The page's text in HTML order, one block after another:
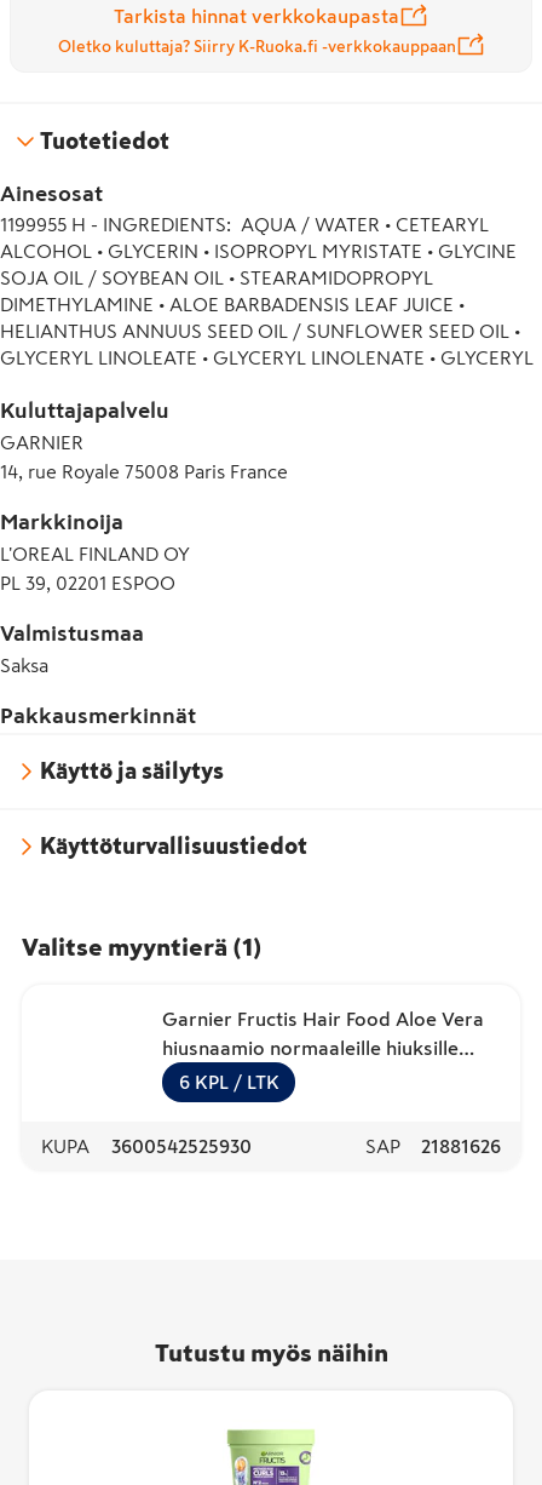
*Mittaustulos
Tarkista hinnat verkkokaupasta
Oletko kuluttaja? Siirry K-Ruoka.fi -verkkokauppaan
Tuotetiedot
Ainesosat
1199955 H - INGREDIENTS:  AQUA / WATER • CETEARYL
ALCOHOL • GLYCERIN • ISOPROPYL MYRISTATE • GLYCINE
SOJA OIL / SOYBEAN OIL • STEARAMIDOPROPYL
DIMETHYLAMINE • ALOE BARBADENSIS LEAF JUICE •
HELIANTHUS ANNUUS SEED OIL / SUNFLOWER SEED OIL •
GLYCERYL LINOLEATE • GLYCERYL LINOLENATE • GLYCERYL
CAPRYLATE/CAPRATE • ASCORBYL GLUCOSIDE •
HYDROXYPROPYL GUAR HYDROXYPROPYLTRIMONIUM
CHLORIDE • CAPRYLYL GLYCOL • CITRIC ACID • TARTARIC
• SODIUM BENZOATE • SALICYLIC ACID • LINALOOL •
GERANIOL • CITRONELLOL • BENZYL ALCOHOL • PARFUM /
Kuluttajapalvelu
GARNIER
14, rue Royale 75008 Paris France
Markkinoija
L'OREAL FINLAND OY
PL 39, 02201 ESPOO
Valmistusmaa
Saksa
Pakkausmerkinnät
Käyttö ja säilytys
Käyttöturvallisuustiedot
Valitse myyntierä (1)
Garnier Fructis Hair Food Aloe Vera
hiusnaamio normaaleille hiuksille
400ml
6 KPL / LTK
KUPA 3600542525930 SAP 21881626
Tutustu myös näihin